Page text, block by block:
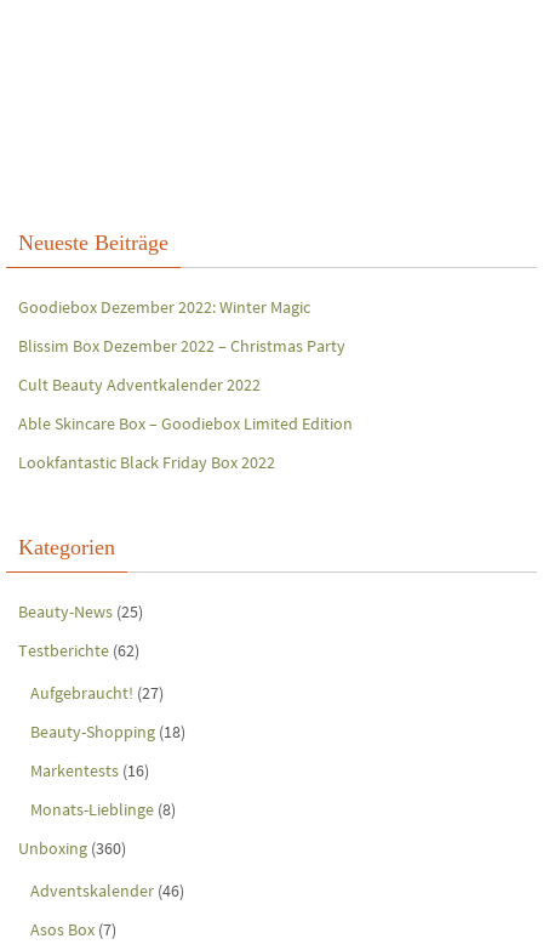
Neueste Beiträge
Goodiebox Dezember 2022: Winter Magic
Blissim Box Dezember 2022 – Christmas Party
Cult Beauty Adventkalender 2022
Able Skincare Box – Goodiebox Limited Edition
Lookfantastic Black Friday Box 2022
Kategorien
Beauty-News (25)
Testberichte (62)
Aufgebraucht! (27)
Beauty-Shopping (18)
Markentests (16)
Monats-Lieblinge (8)
Unboxing (360)
Adventskalender (46)
Asos Box (7)